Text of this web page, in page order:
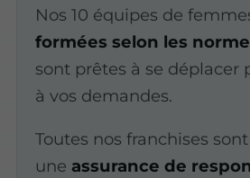
Nos 10 équipes de
formées selon les
sont prêtes à se déplacer
à vos demandes.
Toutes nos franchises
une assurance de